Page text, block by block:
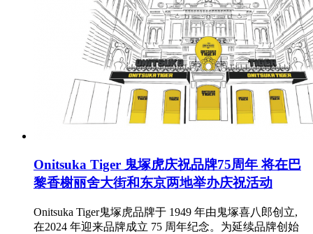
Onitsuka Tiger 鬼塚虎庆祝品牌75周年 将在巴
黎香榭丽舍大街和东京两地举办庆祝活动
Onitsuka Tiger鬼塚虎品牌于 1949 年由鬼塚喜八郎创立,
在2024 年迎来品牌成立 75 周年纪念。为延续品牌创始